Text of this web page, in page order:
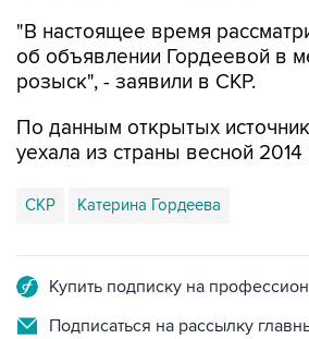
"В настоящее время
об объявлении Гордеевой в
розыск", - заявили в СКР.
По данным открытых
уехала из страны весной 2014
СКР Катерина Гордеева
Купить подписку на
Подписаться на рассылку